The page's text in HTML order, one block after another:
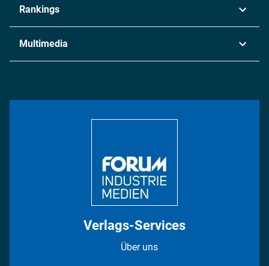
Chemie
Metall
Energie
Rankings
Multimedia
Verlags-Services
Über uns